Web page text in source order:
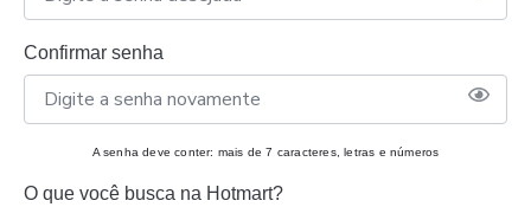
Confirmar senha
A senha deve conter: mais de 7 caracteres, letras e números
O que você busca na Hotmart?